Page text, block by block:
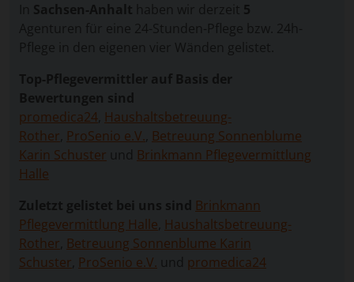
Sachsen-Anhalt haben wir derzeit 5
Agenturen für eine 24-Stunden-Pflege bzw. 24h-
Pflege in den eigenen vier Wänden gelistet.
Top-Pflegevermittler auf Basis der
Bewertungen sind
promedica24 Haushaltsbetreuung-
Rother ProSenio e.V. Betreuung Sonnenblume
Karin Schuster und Brinkmann Pflegevermittlung
Halle
Zuletzt gelistet bei uns sind Brinkmann
Pflegevermittlung Halle Haushaltsbetreuung-
Rother Betreuung Sonnenblume Karin
Schuster ProSenio e.V. und promedica24